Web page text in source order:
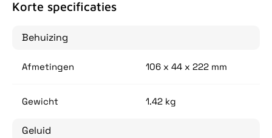
Korte specificaties
Behuizing
Afmetingen 106 x 44 x 222 mm
Gewicht 1.42 kg
Geluid